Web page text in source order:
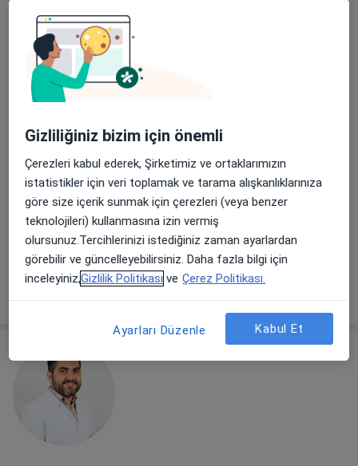
Uzm. Dr. Mustafa Yalçın
45 görüş
Adres 1 Adres 2 Adres 3
ACIBADEM İZMİR KENT HASTANESİ
Randevu talep et
Gizliliğiniz bizim için önemli
Çerezleri kabul ederek, Şirketimiz ve ortaklarımızın
istatistikler için veri toplamak ve tarama alışkanlıklarınıza
göre size içerik sunmak için çerezleri (veya benzer
teknolojileri) kullanmasına izin vermiş
olursunuz.Tercihlerinizi istediğiniz zaman ayarlardan
görebilir ve güncelleyebilirsiniz. Daha fazla bilgi için
inceleyiniz,Gizlilik Politikası ve Çerez Politikası.
Ayarları Düzenle Kabul Et